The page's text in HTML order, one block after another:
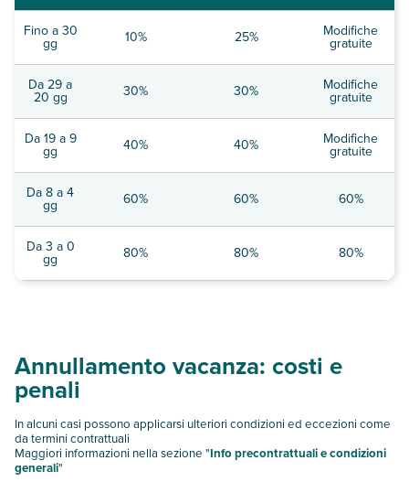
Fino a 30
gg 10% 25% Modifiche
gratuite
Da 29 a
20 gg 30% 30% Modifiche
gratuite
Da 19 a 9
gg 40% 40% Modifiche
gratuite
Da 8 a 4
gg 60% 60% 60%
Da 3 a 0
gg 80% 80% 80%
Annullamento vacanza: costi e
penali
In alcuni casi possono applicarsi ulteriori condizioni ed eccezioni come
da termini contrattuali
Maggiori informazioni nella sezione "Info precontrattuali e condizioni
generali"